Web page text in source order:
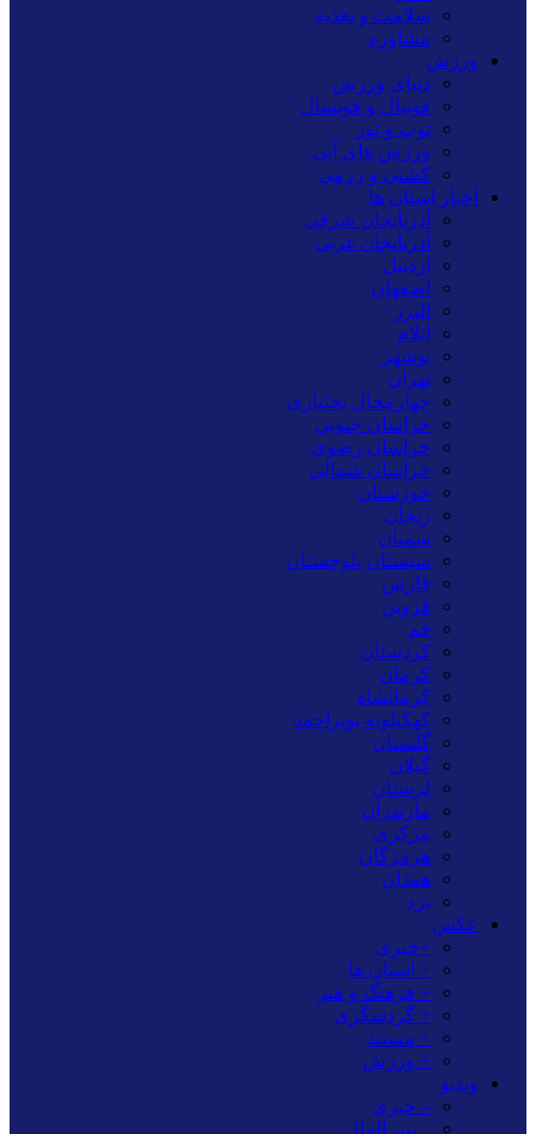
سلامت و تغذیه
مشاوره
ورزش
دنیای ورزش
فوتبال و فوتسال
توپ و تور
ورزش های آبی
کشتی و رزمی
اخبار استان ها
آذربایجان شرقی
آذربایجان غربی
اردبیل
اصفهان
البرز
ایلام
بوشهر
تهران
چهارمحال بختیاری
خراسان جنوبی
خراسان رضوی
خراسان شمالی
خوزستان
زنجان
سمنان
سیستان بلوچستان
فارس
قزوین
قم
کردستان
کرمان
کرمانشاه
کهکیلویه بویراحمد
گلستان
گیلان
لرستان
مازندران
مرکزی
هرمزگان
همدان
یزد
عکس
+خبری
+ استان ها
+ فرهنگ و هنر
+ گردشگری
+ مستند
+ ورزش
ویدیو
– خبری
_ بین الملل